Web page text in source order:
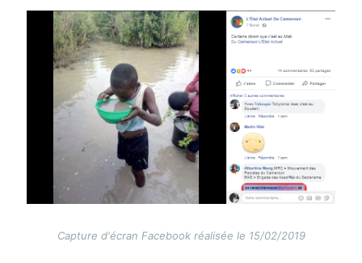
Capture d'écran Facebook réalisée le 15/02/2019